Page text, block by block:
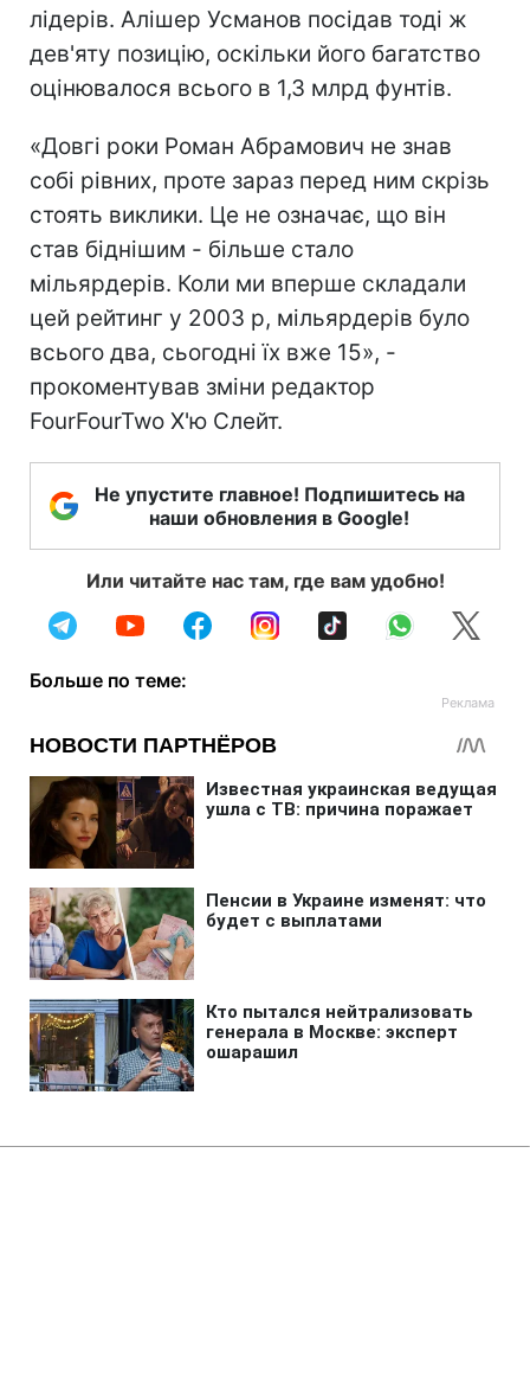
лідерів. Алішер Усманов посідав тоді ж
дев'яту позицію, оскільки його багатство
оцінювалося всього в 1,3 млрд фунтів.
«Довгі роки Роман Абрамович не знав
собі рівних, проте зараз перед ним скрізь
стоять виклики. Це не означає, що він
став біднішим - більше стало
мільярдерів. Коли ми вперше складали
цей рейтинг у 2003 р, мільярдерів було
всього два, сьогодні їх вже 15», -
прокоментував зміни редактор
FourFourTwo Х'ю Слейт.
Не упустите главное! Подпишитесь на
наши обновления в Google!
Или читайте нас там, где вам удобно!
Больше по теме: